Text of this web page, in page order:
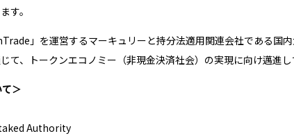
す。
」を運営するマーキュリーと持分法適用関連会社である国
て、トークンエコノミー（非現金決済社会）の実現に向け邁進し
＞
Authority